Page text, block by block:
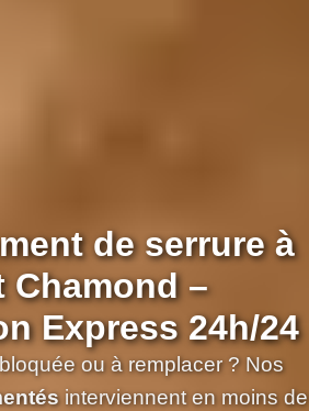
de serrure à
Chamond –
Express 24h/24
ou à remplacer ? Nos
interviennent en moins de